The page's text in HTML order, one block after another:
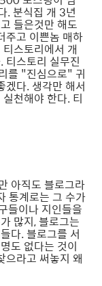
. 분식집 개 3년
들은것만 해도
주고 이쁜놈 매하
스토리에서 개
티스토리 실무진
를 "진심으로" 귀
겠다. 생각만 해서
천해야 한다. 티
아직도 블로그라
통계로는 그 수가
들이나 지인들을
많지, 블로그는
다. 블로그를 서
도 없다는 것이
으라고 써놓지 왜